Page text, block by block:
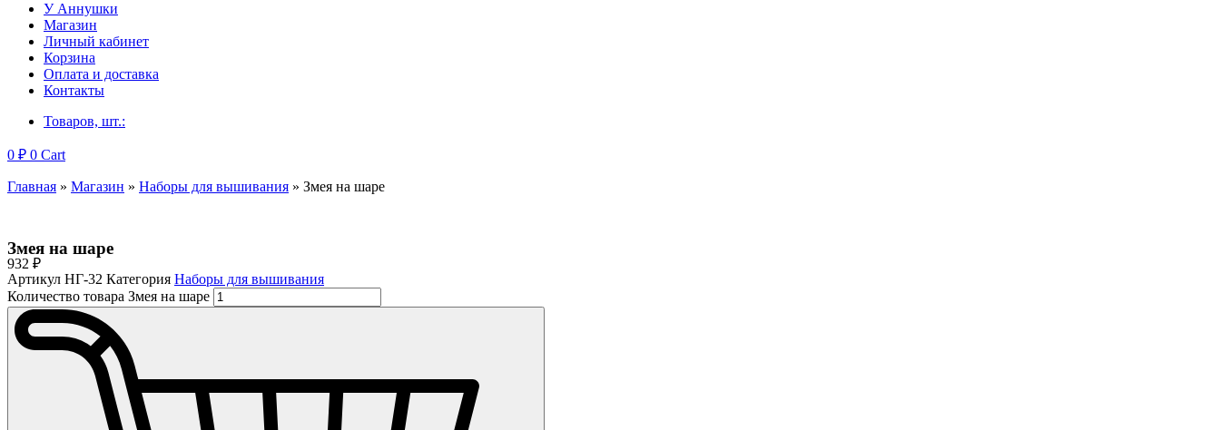
У Аннушки
Магазин
Личный кабинет
Корзина
Оплата и доставка
Контакты
Товаров, шт.:
0 ₽ 0 Cart
Главная » Магазин » Наборы для вышивания » Змея на шаре
Змея на шаре
932 ₽
Артикул НГ-32 Категория Наборы для вышивания
Количество товара Змея на шаре